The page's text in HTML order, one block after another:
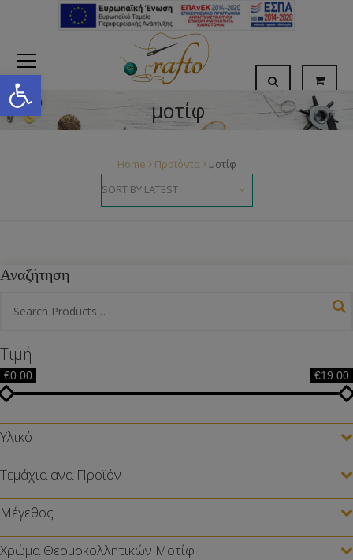
Open toolbar
μοτίφ
Home Προϊόντα μοτίφ
Αναζήτηση
Τιμή
€0.00 €19.00
Υλικό
Τεμάχια ανα Προϊόν
Μέγεθος
Χρώμα Θερμοκολλητικών Μοτίφ